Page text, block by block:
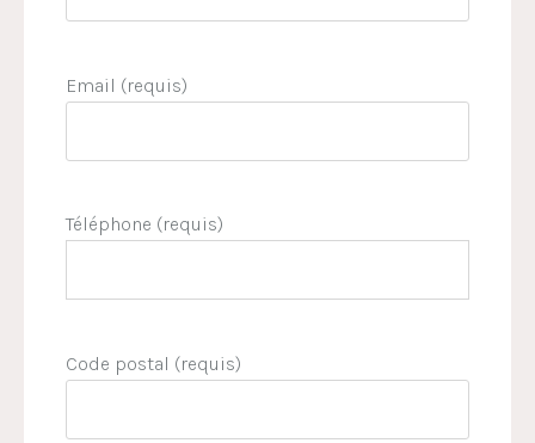
Email (requis)
Téléphone (requis)
Code postal (requis)